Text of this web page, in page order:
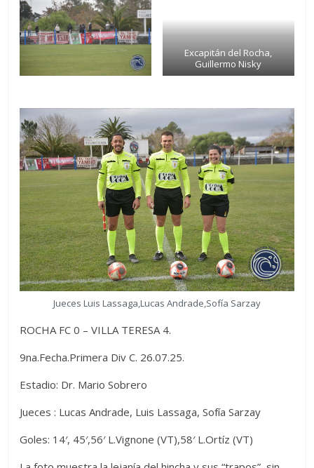
Excapitán del Rocha,
Guillermo Nisky
Jueces Luis Lassaga,Lucas Andrade,Sofía Sarzay
ROCHA FC 0 – VILLA TERESA 4.
9na.Fecha.Primera Div C. 26.07.25.
Estadio: Dr. Mario Sobrero
Jueces : Lucas Andrade, Luis Lassaga, Sofía Sarzay
Goles: 14′, 45′,56′ L.Vignone (VT),58′ L.Ortíz (VT)